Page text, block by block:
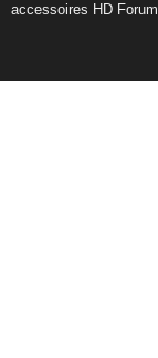
accessoires HD